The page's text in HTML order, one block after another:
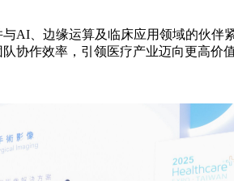
AI、边缘运算及临床应用领域的伙伴
协作效率，引领医疗产业迈向更高价